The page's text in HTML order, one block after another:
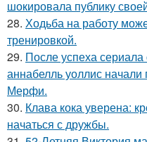
шокировала публику
28. Ходьба на работу
тренировкой.
29. После успеха
аннабелль уоллис
Мерфи.
30. Клава кока уверена:
начаться с дружбы.